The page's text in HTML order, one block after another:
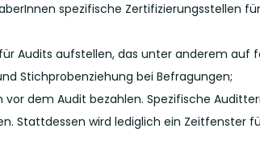
spezifische Zertifizierungsstellen
Audits aufstellen, das unter anderem auf
Stichprobenziehung bei Befragungen;
dem Audit bezahlen. Spezifische
Stattdessen wird lediglich ein Zeitfenster